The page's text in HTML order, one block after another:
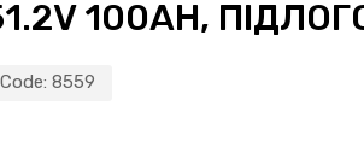
100AH,
Code: 8559